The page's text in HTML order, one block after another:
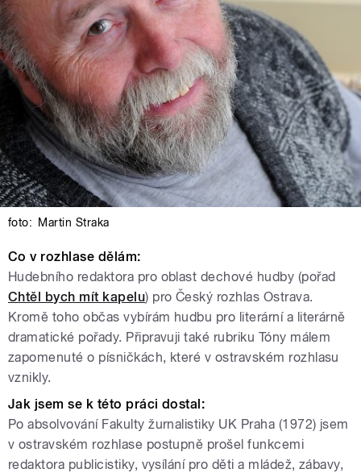
foto: Martin Straka
Co v rozhlase dělám:
Hudebního redaktora pro oblast dechové hudby (pořad
Chtěl bych mít kapelu) pro Český rozhlas Ostrava.
Kromě toho občas vybírám hudbu pro literární a literárně
dramatické pořady. Připravuji také rubriku Tóny málem
zapomenuté o písničkách, které v ostravském rozhlasu
vznikly.
Jak jsem se k této práci dostal:
Po absolvování Fakulty žurnalistiky UK Praha (1972) jsem
v ostravském rozhlase postupně prošel funkcemi
redaktora publicistiky, vysílání pro děti a mládež, zábavy,